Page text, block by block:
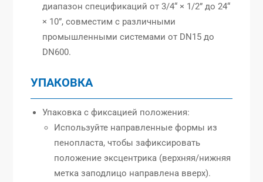
диапазон спецификаций от 3/4“ × 1/2” до 24“
× 10”, совместим с различными
промышленными системами от DN15 до
DN600.
УПАКОВКА
Упаковка с фиксацией положения:
Используйте направленные формы из
пенопласта, чтобы зафиксировать
положение эксцентрика (верхняя/нижняя
метка заподлицо направлена вверх).